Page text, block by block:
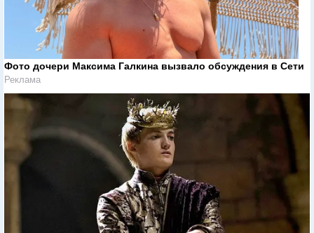
Фото дочери Максима Галкина вызвало обсуждения в Сети
Реклама